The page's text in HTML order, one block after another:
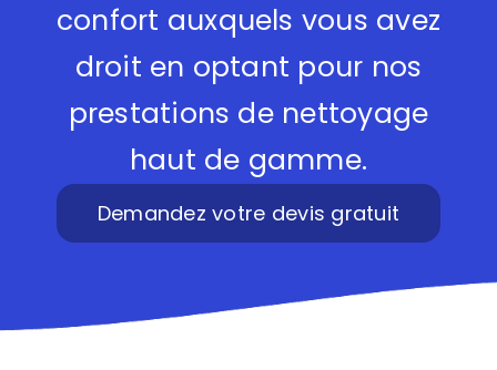
confort auxquels vous avez
droit en optant pour nos
prestations de nettoyage
haut de gamme.
Demandez votre devis gratuit